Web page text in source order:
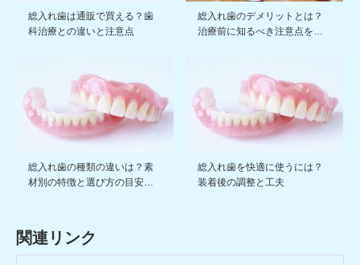
総入れ歯は通販で買える？歯
科治療との違いと注意点
総入れ歯のデメリットとは？
治療前に知るべき注意点を…
総入れ歯の種類の違いは？素
材別の特徴と選び方の目安…
総入れ歯を快適に使うには？
装着後の調整と工夫
関連リンク